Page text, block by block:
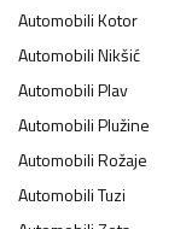
AutomobiliKotor
AutomobiliNikšić
AutomobiliPlav
AutomobiliPlužine
AutomobiliRožaje
AutomobiliTuzi